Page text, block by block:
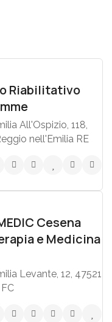
Riabilitativo
All'Ospizio, 118,
nell'Emilia RE
Cesena
e Medicina
Levante, 12, 47521